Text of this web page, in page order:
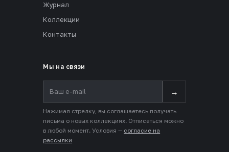
Журнал
Коллекции
Контакты
Мы на связи
→
Нажимая стрелку, вы соглашаетесь получать
письма о новых коллекциях. Отписаться можно
в любой момент. Условия — согласие на
рассылки